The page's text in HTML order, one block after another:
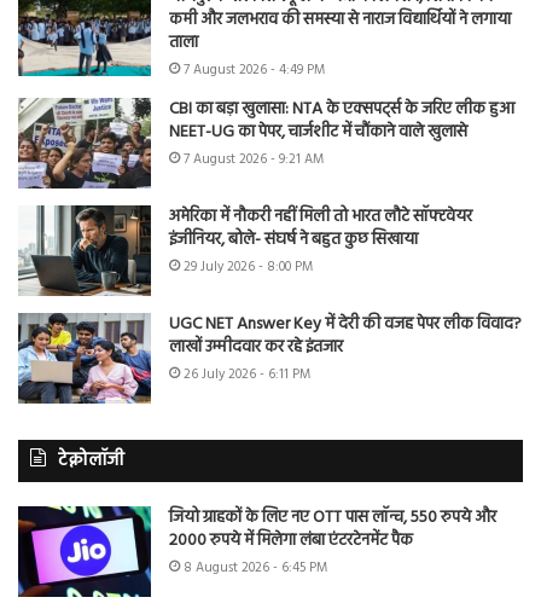
कमी और जलभराव की समस्या से नाराज विद्यार्थियों ने लगाया
ताला
7 August 2026 - 4:49 PM
CBI का बड़ा खुलासा: NTA के एक्सपर्ट्स के जरिए लीक हुआ
NEET-UG का पेपर, चार्जशीट में चौंकाने वाले खुलासे
7 August 2026 - 9:21 AM
अमेरिका में नौकरी नहीं मिली तो भारत लौटे सॉफ्टवेयर
इंजीनियर, बोले- संघर्ष ने बहुत कुछ सिखाया
29 July 2026 - 8:00 PM
UGC NET Answer Key में देरी की वजह पेपर लीक विवाद?
लाखों उम्मीदवार कर रहे इंतजार
26 July 2026 - 6:11 PM
टेक्नोलॉजी
जियो ग्राहकों के लिए नए OTT पास लॉन्च, 550 रुपये और
2000 रुपये में मिलेगा लंबा एंटरटेनमेंट पैक
8 August 2026 - 6:45 PM